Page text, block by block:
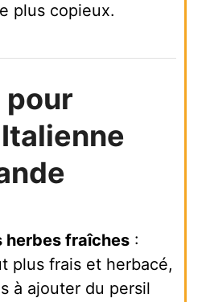
plus copieux.
herbes fraîches :
plus frais et herbacé,
à ajouter du persil